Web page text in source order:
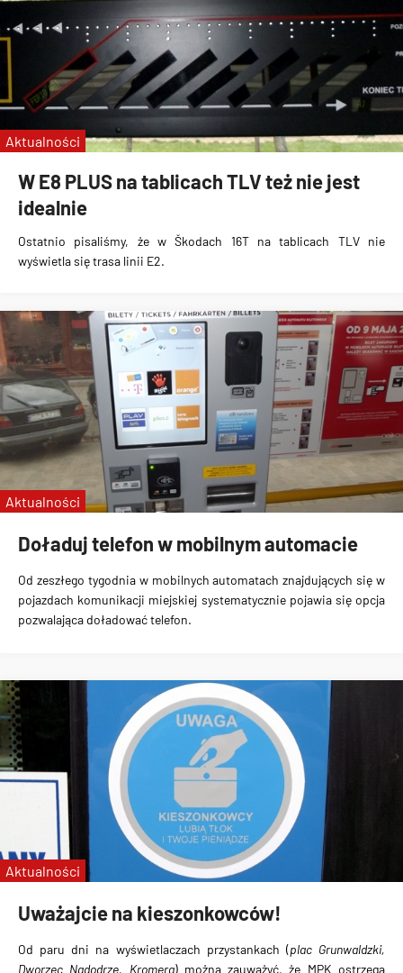
W E8 PLUS na tablicach TLV też nie jest
idealnie
Ostatnio pisaliśmy, że wŠkodach 16T na tablicach TLV nie
wyświetla się trasa linii E2.
Aktualności
Doładuj telefon w mobilnym automacie
Od zeszłego tygodnia w mobilnych automatach znajdujących się w
pojazdach komunikacji miejskiej systematycznie pojawia się opcja
pozwalająca doładować telefon.
Aktualności
Uważajcie na kieszonkowców!
Od paru dni na wyświetlaczach przystankach (plac Grunwaldzki,
Dworzec Nadodrze, Kromera) można zauważyć, że MPKostrzega
Aktualności